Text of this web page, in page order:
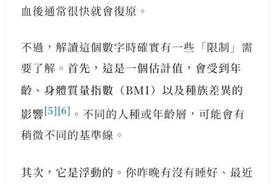
血後通常很快就會復原。
不過，解讀這個數字時確實有一些「限制」需
要了解。 首先，這是一個估計值，會受到年
齡、身體質量指數（BMI）以及種族差異的
影響[5][6] 。不同的人種或年齡層，可能會有
稍微不同的基準線。
其次，它是浮動的。 你昨晚有沒有睡好、最近